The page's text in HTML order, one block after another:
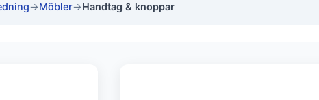
→Möbler→Handtag & knoppar